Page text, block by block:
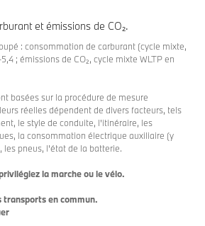
et émissions de CO₂.
: consommation de carburant (cycle mixte,
; émissions de CO₂, cycle mixte WLTP en
basées sur la procédure de mesure
réelles dépendent de divers facteurs, tels
le style de conduite, l'itinéraire, les
la consommation électrique auxiliaire (y
pneus, l'état de la batterie.
la marche ou le vélo.
transports en commun.